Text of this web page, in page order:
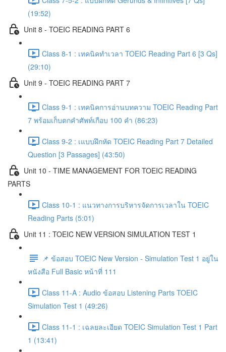
(19:52)
Unit 8 - TOEIC READING PART 6
Class 8-1 : เทคนิคทำเวลา TOEIC Reading Part 6 [3 Qs]
(29:10)
Unit 9 - TOEIC READING PART 7
Class 9-1 : เทคนิคการอ่านบทความ TOEIC Reading Part
7 พร้อมเก็บตกคำศัพท์เกือบ 100 คำ (86:23)
Class 9-2 : เแบบฝึกหัด TOEIC Reading Part 7 Detailed
Question [3 Passages] (43:50)
Unit 10 - TIME MANAGEMENT FOR TOEIC READING
PARTS
Class 10-1 : แนวทางการบริหารจัดการเวลาใน TOEIC
Reading Parts (5:01)
Unit 11 : TOEIC NEW VERSION SIMULATION TEST 1
📌 ข้อสอบ TOEIC New Version - Simulation Test 1 อยู่ใน
หนังสือ Full Basic หน้าที่ 111
Class 11-A : Audio ข้อสอบ Listening Parts TOEIC
Simulation Test 1 (49:26)
Class 11-1 : เฉลยละเอียด TOEIC Simulation Test 1 Part
1 (13:41)